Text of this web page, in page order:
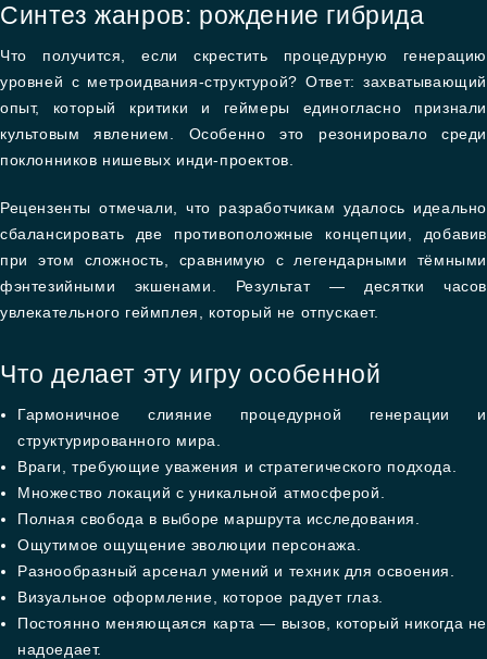
Синтез жанров: рождение гибрида
Что получится, если скрестить процедурную генерацию
уровней с метроидвания-структурой? Ответ: захватывающий
опыт, который критики и геймеры единогласно признали
культовым явлением. Особенно это резонировало среди
поклонников нишевых инди-проектов.
Рецензенты отмечали, что разработчикам удалось идеально
сбалансировать две противоположные концепции, добавив
при этом сложность, сравнимую с легендарными тёмными
фэнтезийными экшенами. Результат — десятки часов
увлекательного геймплея, который не отпускает.
Что делает эту игру особенной
Гармоничное слияние процедурной генерации и
структурированного мира.
Враги, требующие уважения и стратегического подхода.
Множество локаций с уникальной атмосферой.
Полная свобода в выборе маршрута исследования.
Ощутимое ощущение эволюции персонажа.
Разнообразный арсенал умений и техник для освоения.
Визуальное оформление, которое радует глаз.
Постоянно меняющаяся карта — вызов, который никогда не
надоедает.